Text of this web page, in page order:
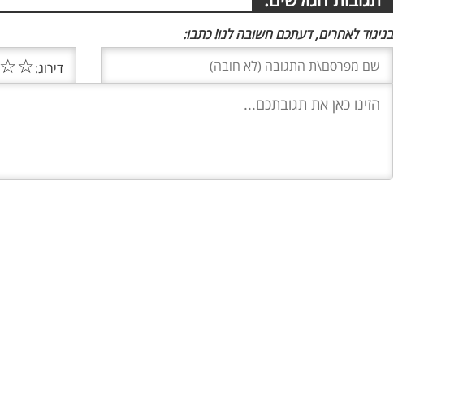
בניגוד לאחרים, דעתכם חשובה לנו! כתבו:
דירוג:☆
☆